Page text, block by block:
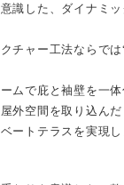
識した、ダイナミ
チャー工法ならで
ムで庇と袖壁を一体
外空間を取り込んだ
ートテラスを実現し